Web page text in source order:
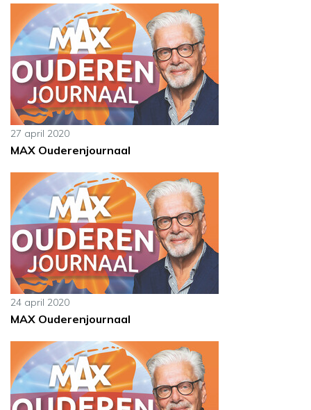
27 april 2020
MAX Ouderenjournaal
24 april 2020
MAX Ouderenjournaal